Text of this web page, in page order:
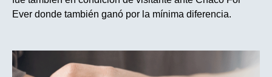
Ever donde también ganó por la mínima diferencia.